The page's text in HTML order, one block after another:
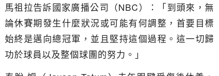
馬祖拉告訴國家廣播公司（NBC）：「到頭來，無
論休賽期發生什麼狀況或可能有何調整，首要目標
始終是邁向總冠軍，並且堅持這個過程。這一切歸
功於球員以及整個球團的努力。」